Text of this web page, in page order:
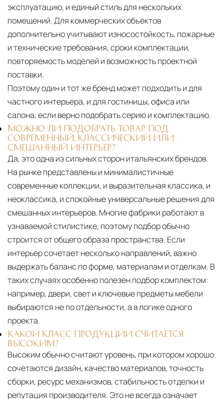
эксплуатацию, и единый стиль для нескольких
помещений. Для коммерческих объектов
дополнительно учитывают износостойкость, пожарные
и технические требования, сроки комплектации,
повторяемость моделей и возможность проектной
поставки.
Поэтому один и тот же бренд может подходить и для
частного интерьера, и для гостиницы, офиса или
салона, если верно подобрать серию и комплектацию.
МОЖНО ЛИ ПОДОБРАТЬ ТОВАР ПОД
СОВРЕМЕННЫЙ, КЛАССИЧЕСКИЙ ИЛИ
СМЕШАННЫЙ ИНТЕРЬЕР?
Да, это одна из сильных сторон итальянских брендов.
На рынке представлены и минималистичные
современные коллекции, и выразительная классика, и
неоклассика, и спокойные универсальные решения для
смешанных интерьеров. Многие фабрики работают в
узнаваемой стилистике, поэтому подбор обычно
строится от общего образа пространства. Если
интерьер сочетает несколько направлений, важно
выдержать баланс по форме, материалам и отделкам. В
таких случаях особенно полезен подбор комплектом:
например, двери, свет и ключевые предметы мебели
выбираются не по отдельности, а в логике одного
проекта.
КАКОЙ КЛАСС ПРОДУКЦИИ СЧИТАЕТСЯ
ВЫСОКИМ?
Высоким обычно считают уровень, при котором хорошо
сочетаются дизайн, качество материалов, точность
сборки, ресурс механизмов, стабильность отделки и
репутация производителя. Это не всегда означает